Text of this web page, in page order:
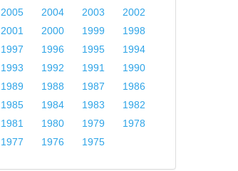
2005
2004 2003
2002
2001
2000 1999
1998
1997
1996 1995
1994
1993
1992 1991
1990
1989
1988 1987
1986
1985
1984 1983
1982
1981
1980 1979
1978
1977
1976 1975